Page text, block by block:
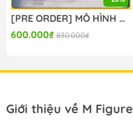
[PRE ORDER] MÔ HÌNH BanG Dream! - BanG Dream! Ave Mujica - Togawa Sakiko - Yumemirize - ～Pajama Party!～ (Sega Fave) FIGURE CHÍNH HÃNG
600.000₫ 830.000₫
Giới thiệu về M Figure